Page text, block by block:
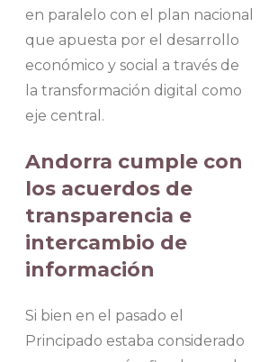
en paralelo con el plan nacional
que apuesta por el desarrollo
económico y social a través de
la transformación digital como
eje central.
Andorra cumple con
los acuerdos de
transparencia e
intercambio de
información
Si bien en el pasado el
Principado estaba considerado